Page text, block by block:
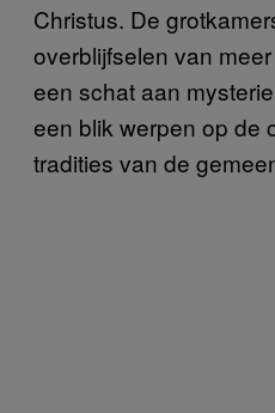
Christus. De
overblijfselen van
een schat aan
een blik werpen op de
tradities van de